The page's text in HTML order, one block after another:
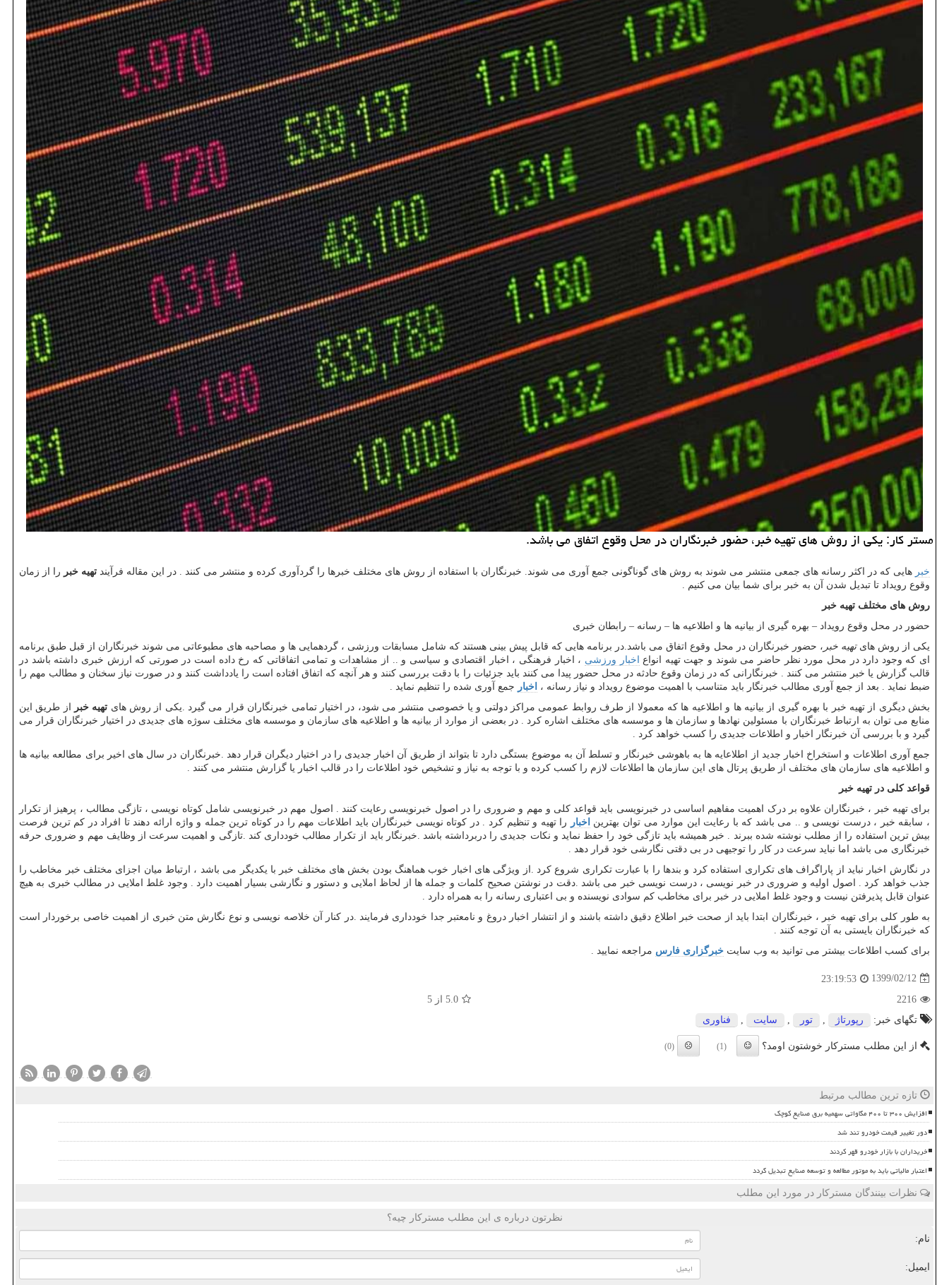
مستر كار: یكی از روش های تهیه خبر، حضور خبرنگاران در محل وقوع اتفاق می باشد.
خبر هایی که در اکثر رسانه های جمعی منتشر می شوند به روش های گوناگونی جمع آوری می شوند. خبرنگاران با استفاده از روش های مختلف خبرها را گردآوری کرده و منتشر می کنند . در این مقاله فرآیند تهیه خبر را از زمان
وقوع رویداد تا تبدیل شدن آن به خبر برای شما بیان می کنیم .
روش های مختلف تهیه خبر
حضور در محل وقوع رویداد – بهره گیری از بیانیه ها و اطلاعیه ها – رسانه – رابطان خبری
یکی از روش هایتهیه خبر ، حضور خبرنگاران در محل وقوع اتفاق می باشد.در برنامه هایی که قابل پیش بینی هستند که شامل مسابقات ورزشی ، گردهمایی ها و مصاحبه های مطبوعاتی می شوند خبرنگاران از قبل طبق برنامه
ای که وجود دارد در محل مورد نظر حاضر می شوند و جهت تهیه انواع
اخبار ورزشی ، اخبار فرهنگی ، اخبار اقتصادی و سیاسی و .. از مشاهدات و تمامی اتفاقاتی که رخ داده است در صورتی که ارزش خبری داشته باشد در
قالب گزارش یا خبر منتشر می کنند . خبرنگارانی که در زمان وقوع حادثه در محل حضور پیدا می کنند باید جزئیات را با دقت بررسی کنند و هر آنچه که اتفاق افتاده است را یادداشت کنند و در صورت نیاز سخنان و مطالب مهم را
ضبط نماید . بعد از جمع آوری مطالب خبرنگار باید متناسب با اهمیت موضوع رویداد و نیاز رسانه ، اخبار جمع آوری شده را تنظیم نماید .
بخش دیگری از تهیه خبر با بهره گیری از بیانیه ها و اطلاعیه ها که معمولا از طرف روابط عمومی مراکز دولتی و یا خصوصی منتشر می شود، در اختیار تمامی خبرنگاران قرار می گیرد .یکی از روش های تهیه خبر
از طریق این
منابع می توان به ارتباط خبرنگاران با مسئولین نهادها و سازمان ها و موسسه های مختلف اشاره کرد . در بعضی از موارد از بیانیه ها و اطلاعیه های سازمان و موسسه های مختلف سوژه های جدیدی در اختیار خبرنگاران قرار می
گیرد و با بررسی آن خبرنگار اخبار و اطلاعات جدیدی را کسب خواهد کرد .
جمع آوری اطلاعات و استخراخ اخبار جدید از اطلاعایه ها به باهوشی خبرنگار و تسلط آن به موضوع بستگی دارد تا بتواند از طریق آن اخبار جدیدی را در اختیار دیگران قرار دهد .خبرنگاران در سال های اخیر برای مطالعه بیانیه ها
و اطلاعیه های سازمان های مختلف از طریق پرتال های این سازمان ها اطلاعات لازم را کسب کرده و با توجه به نیاز و تشخیص خود اطلاعات را در قالب اخبار یا گزارش منتشر می کنند .
قواعد کلی در تهیه خبر
برای تهیه خبر ، خبرنگاران علاوه بر درک اهمیت مفاهیم اساسی در خبرنویسی باید قواعد کلی و مهم و ضروری را در اصول خبرنویسی رعایت کنند . اصول مهم در خبرنویسی شامل کوتاه نویسی ، تازگی مطالب ، پرهیز از تکرار
، سابقه خبر ، درست نویسی و .. می باشد که با رعایت این موارد می توان بهترین اخبار
را تهیه و تنظیم کرد . در کوتاه نویسی خبرنگاران باید اطلاعات مهم را در کوتاه ترین جمله و واژه ارائه دهند تا افراد در کم ترین فرصت
بیش ترین استفاده را از مطلب نوشته شده ببرند . خبر همیشه باید تازگی خود را حفظ نماید و نکات جدیدی را دربرداشته باشد .خبرنگار باید از تکرار مطالب خودداری کند .تازگی و اهمیت سرعت از وظایف مهم و ضروری حرفه
خبرنگاری می باشد اما نباید سرعت در کار را توجیهی در بی دقتی نگارشی خود قرار دهد .
در نگارش اخبار نباید از پاراگراف های تکراری استفاده کرد و بندها را با عبارت تکراری شروع کرد .از ویژگی های اخبار خوب هماهنگ بودن بخش های مختلف خبر با یکدیگر می باشد ، ارتباط میان اجزای مختلف خبر مخاطب را
جذب خواهد کرد . اصول اولیه و ضروری در خبر نویسی ، درست نویسی خبر می باشد .دقت در نوشتن صحیح کلمات و جمله ها از لحاظ املایی و دستور و نگارشی بسیار اهمیت دارد . وجود غلط املایی در مطالب خبری به هیچ
عنوان قابل پذیرفتن نیست و وجود غلط املایی در خبر برای مخاطب کم سوادی نویسنده و بی اعتباری رسانه را به همراه دارد .
به طور کلی برای تهیه خبر ، خبرنگاران ابتدا باید از صحت خبر اطلاع دقیق داشته باشند و از انتشار اخبار دروغ و نامعتبر جدا خودداری فرمایند .در کنار آن خلاصه نویسی و نوع نگارش متن خبری از اهمیت خاصی برخوردار است
که خبرنگاران بایستی به آن توجه کنند .
برای کسب اطلاعات بیشتر می توانید به وب سایت خبرگزاری فارس مراجعه نمایید .
1399/02/12
23:19:53
2216
5.0 از 5
تگهای خبر:
رپورتاژ , تور , سایت , فناوری
از این مطلب مسترکار خوشتون اومد؟ (1)
(0)
تازه ترین مطالب مرتبط
افزایش ۳۰۰ تا ۴۰۰ مگاواتی سهمیه برق صنایع کوچک
دور تغییر قیمت خودرو تند شد
خریداران با بازار خودرو قهر کردند
اعتبار مالیاتی باید به موتور مطالعه و توسعه صنایع تبدیل گردد
نظرات بینندگان مسترکار در مورد این مطلب
نظرتون درباره ی این مطلب مسترکار چیه؟
نام:
ایمیل: